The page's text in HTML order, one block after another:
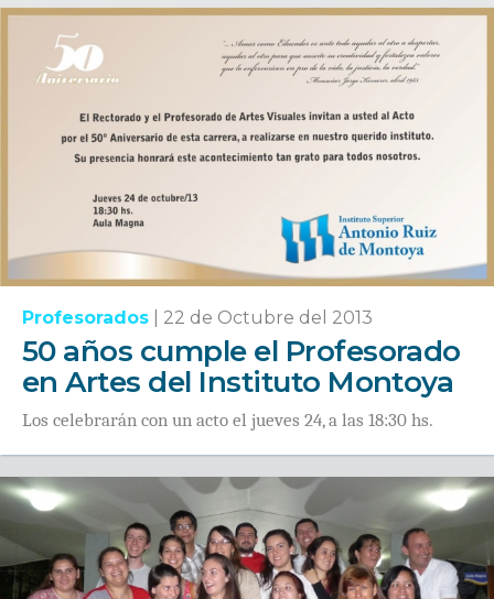
Profesorados 22 de Octubre del 2013
50 años cumple el Profesorado
en Artes del Instituto Montoya
Los celebrarán con un acto el jueves 24, a las 18:30 hs.